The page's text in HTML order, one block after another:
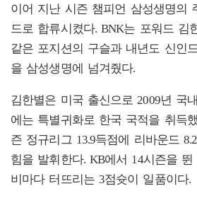
이어 지난 시즌 챔피언 삼성생명의
드로 합류시켰다. BNK는 포워드 김
같은 포지션의 구슬과 내년도 신인
을 삼성생명에 넘겨줬다.
김한별은 미국 출신으로 2009년 국
에는 특별귀화로 한국 국적을 취득
즌 정규리그 13.9득점에 리바운드
힘을 발휘한다. KB에서 14시즌을
비마다 터뜨리는 3점슛이 일품이다.